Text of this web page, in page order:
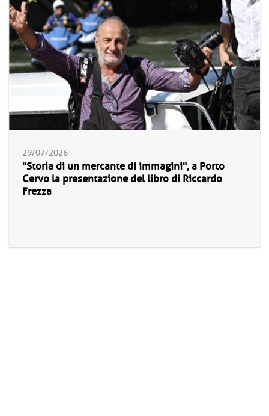
29/07/2026
"Storia di un mercante di immagini", a Porto
Cervo la presentazione del libro di Riccardo
Frezza